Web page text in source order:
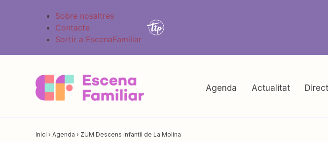
Sobre nosaltres
Contacte
Sortir a EscenaFamiliar
Agenda Actualitat
Inici › Agenda › ZUM·Descens infantil de La Molina